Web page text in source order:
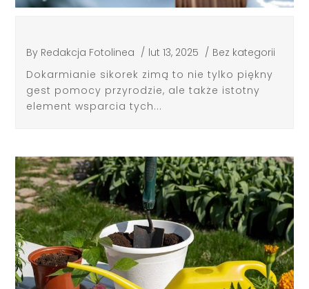
By Redakcja Fotolinea / lut 13, 2025 / Bez kategorii
Dokarmianie sikorek zimą to nie tylko piękny
gest pomocy przyrodzie, ale także istotny
element wsparcia tych...